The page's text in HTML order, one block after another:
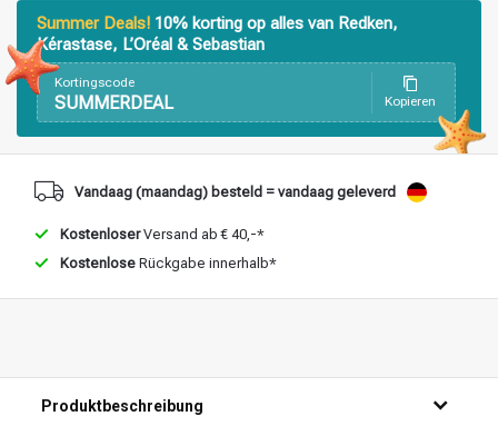
Stylingprodukte
Summer Deals! 10% korting op alles van Redken,
Kérastase, L’Oréal & Sebastian
Kortingscode
SUMMERDEAL Kopieren
Vandaag (maandag) besteld = vandaag geleverd
KostenloserVersand ab € 40,-*
Kostenlose Rückgabe innerhalb*
Produktbeschreibung